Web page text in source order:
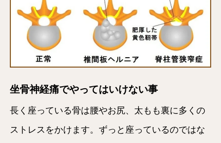
坐骨神経痛でやってはいけない事
長く座っている骨は腰やお尻、太もも裏に多くの
ストレスをかけます。ずっと座っているのではな